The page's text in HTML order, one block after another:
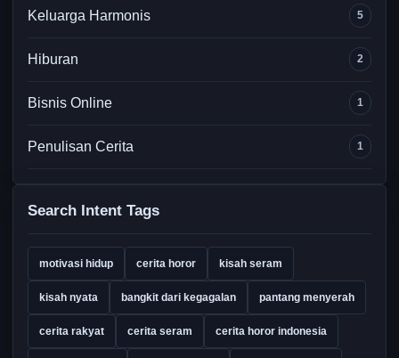
Keluarga Harmonis 5
Hiburan 2
Bisnis Online 1
Penulisan Cerita 1
Search Intent Tags
motivasi hidup cerita horor kisah seram
kisah nyata bangkit dari kegagalan pantang menyerah
cerita rakyat cerita seram cerita horor indonesia